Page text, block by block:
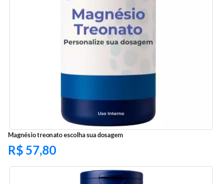
Magnésio treonato escolha sua dosagem
R$ 57,80